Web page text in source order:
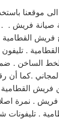
موقعنا
صيانة فريش
فريش
.
الساخن .
.كما أن
فريش
فريش . نمرة
. تليفونات